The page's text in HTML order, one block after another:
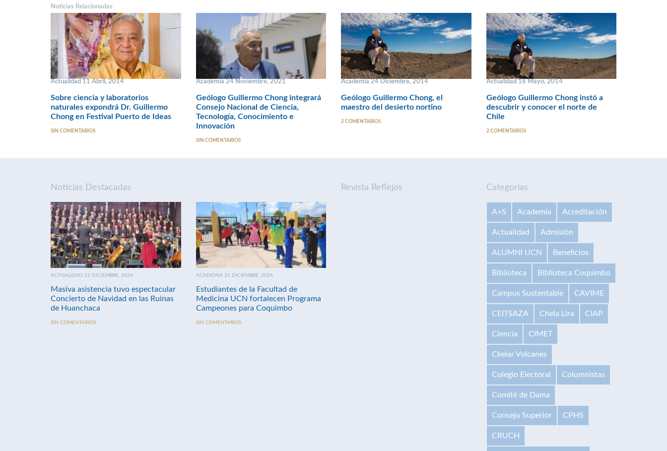
Noticias Relacionadas
Actualidad 11 Abril, 2014
Sobre ciencia y laboratorios
naturales expondrá Dr. Guillermo
Chong en Festival Puerto de Ideas
SIN COMENTARIOS
Academia 24 Noviembre, 2021
Geólogo Guillermo Chong integrará
Consejo Nacional de Ciencia,
Tecnología, Conocimiento e
Innovación
SIN COMENTARIOS
Academia 24 Diciembre, 2014
Geólogo Guillermo Chong, el
maestro del desierto nortino
2 COMENTARIOS
Actualidad 16 Mayo, 2014
Geólogo Guillermo Chong instó a
descubrir y conocer el norte de
Chile
2 COMENTARIOS
Noticias Destacadas
ACTUALIDAD 21 DICIEMBRE, 2024
Masiva asistencia tuvo espectacular
Concierto de Navidad en las Ruinas
de Huanchaca
SIN COMENTARIOS
ACADEMIA 21 DICIEMBRE, 2024
Estudiantes de la Facultad de
Medicina UCN fortalecen Programa
Campeones para Coquimbo
SIN COMENTARIOS
Revista Reflejos Categorías
A+S Academia Acreditación
Actualidad Admisión
ALUMNI UCN Beneficios
Biblioteca Biblioteca Coquimbo
Campus Sustentable CAVIME
CEITSAZA Chela Lira CIAP
Ciencia CIMET
Ckelar Volcanes
Colegio Electoral Columnistas
Comité de Dama
Consejo Superior CPHS
CRUCH